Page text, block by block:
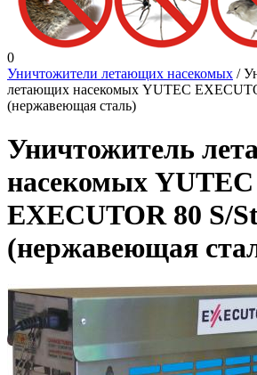
0
Уничтожители летающих насекомых /
летающих насекомых YUTEC
(нержавеющая сталь)
Уничтожитель
насекомых YUTEC
EXECUTOR 80 S/
(нержавеющая